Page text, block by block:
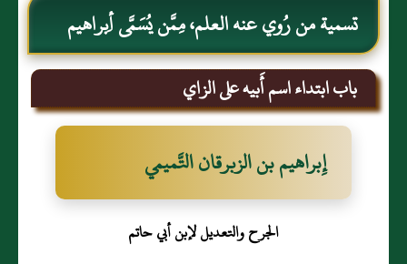
تسمية من رُوي عنه العلم، مِمَّن يُسَمَّى أِبراهيم
باب ابتداء اسم أَبيه على الزاي
إِبراهيم بن الزبرقان التَّميمي
الجرح والتعديل لإبن أبي حاتم